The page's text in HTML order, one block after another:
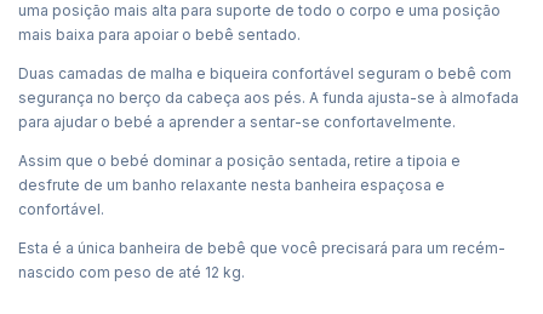
uma posição mais alta para suporte de todo o corpo e uma posição
mais baixa para apoiar o bebê sentado.
Duas camadas de malha e biqueira confortável seguram o bebê com
segurança no berço da cabeça aos pés. A funda ajusta-se à almofada
para ajudar o bebé a aprender a sentar-se confortavelmente.
Assim que o bebé dominar a posição sentada, retire a tipoia e
desfrute de um banho relaxante nesta banheira espaçosa e
confortável.
Esta é a única banheira de bebê que você precisará para um recém-
nascido com peso de até 12 kg.